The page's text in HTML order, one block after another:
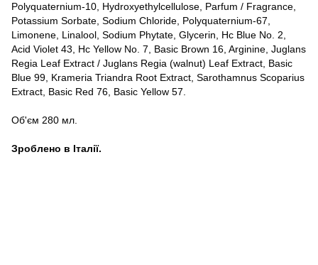
Polyquaternium-10, Hydroxyethylcellulose, Parfum / Fragrance,
Potassium Sorbate, Sodium Chloride, Polyquaternium-67,
Limonene, Linalool, Sodium Phytate, Glycerin, Hc Blue No. 2,
Acid Violet 43, Hc Yellow No. 7, Basic Brown 16, Arginine, Juglans
Regia Leaf Extract / Juglans Regia (walnut) Leaf Extract, Basic
Blue 99, Krameria Triandra Root Extract, Sarothamnus Scoparius
Extract, Basic Red 76, Basic Yellow 57.
Об'єм 280 мл.
Зроблено в Італії.